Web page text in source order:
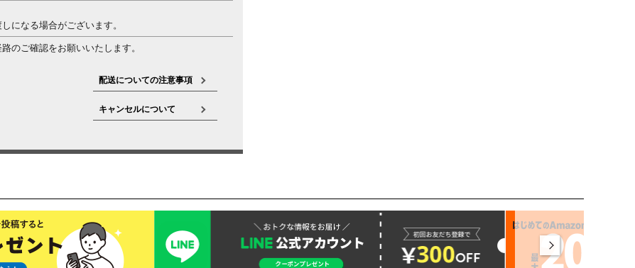
になる場合がございます。
のご確認をお願いいたします。
配送についての注意事項
キャンセルについて